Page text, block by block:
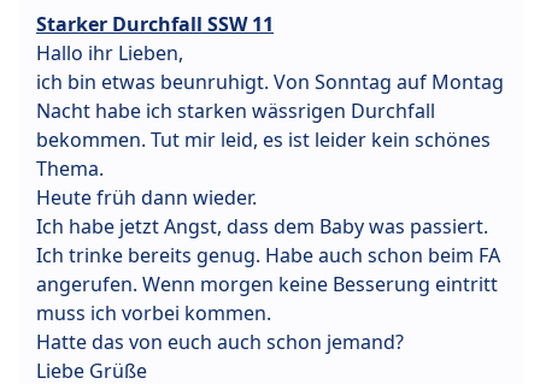
Starker Durchfall SSW 11
Hallo ihr Lieben,
ich bin etwas beunruhigt. Von Sonntag auf Montag
Nacht habe ich starken wässrigen Durchfall
bekommen. Tut mir leid, es ist leider kein schönes
Thema.
Heute früh dann wieder.
Ich habe jetzt Angst, dass dem Baby was passiert.
Ich trinke bereits genug. Habe auch schon beim FA
angerufen. Wenn morgen keine Besserung eintritt
muss ich vorbei kommen.
Hatte das von euch auch schon jemand?
Liebe Grüße